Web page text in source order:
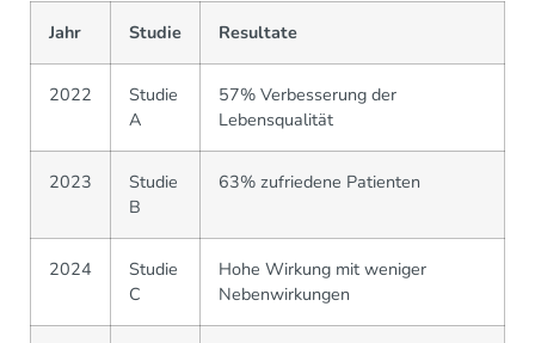
Jahr Studie Resultate
2022
Studie
A
57% Verbesserung der
Lebensqualität
2023
Studie
B
63% zufriedene Patienten
2024
Studie
C
Hohe Wirkung mit weniger
Nebenwirkungen